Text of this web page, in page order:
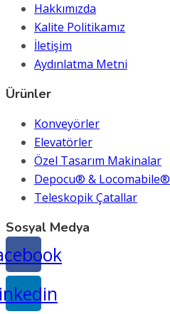
Hakkımızda
Kalite Politikamız
İletişim
Aydınlatma Metni
Ürünler
Konveyörler
Elevatörler
Özel Tasarım Makinalar
Depocu® & Locomabile®
Teleskopik Çatallar
Sosyal Medya